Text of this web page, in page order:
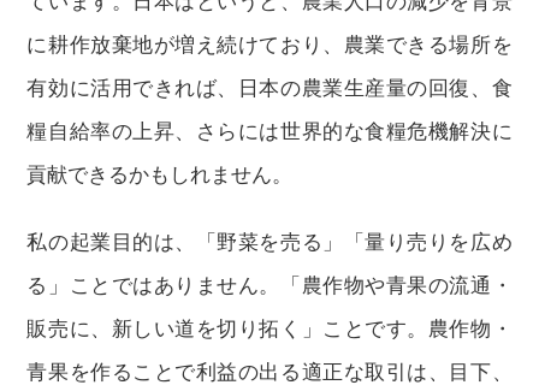
に耕作放棄地が増え続けており、農業できる場所を
有効に活用できれば、日本の農業生産量の回復、食
糧自給率の上昇、さらには世界的な食糧危機解決に
貢献できるかもしれません。
私の起業目的は、「野菜を売る」「量り売りを広め
る」ことではありません。「農作物や青果の流通・
販売に、新しい道を切り拓く」ことです。農作物・
青果を作ることで利益の出る適正な取引は、目下、